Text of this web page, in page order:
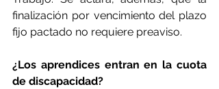
finalización por vencimiento del plazo
fijo pactado no requiere preaviso.
¿Los aprendices entran en la cuota
de discapacidad?